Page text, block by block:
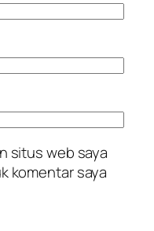
situs web saya
komentar saya